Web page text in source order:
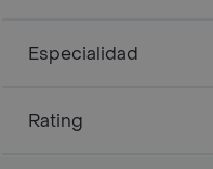
Especialidad
Rating